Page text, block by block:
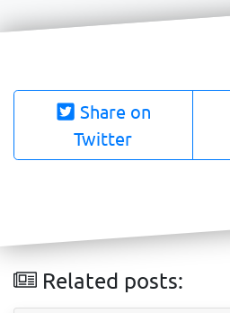
Share on
Twitter
Related posts: